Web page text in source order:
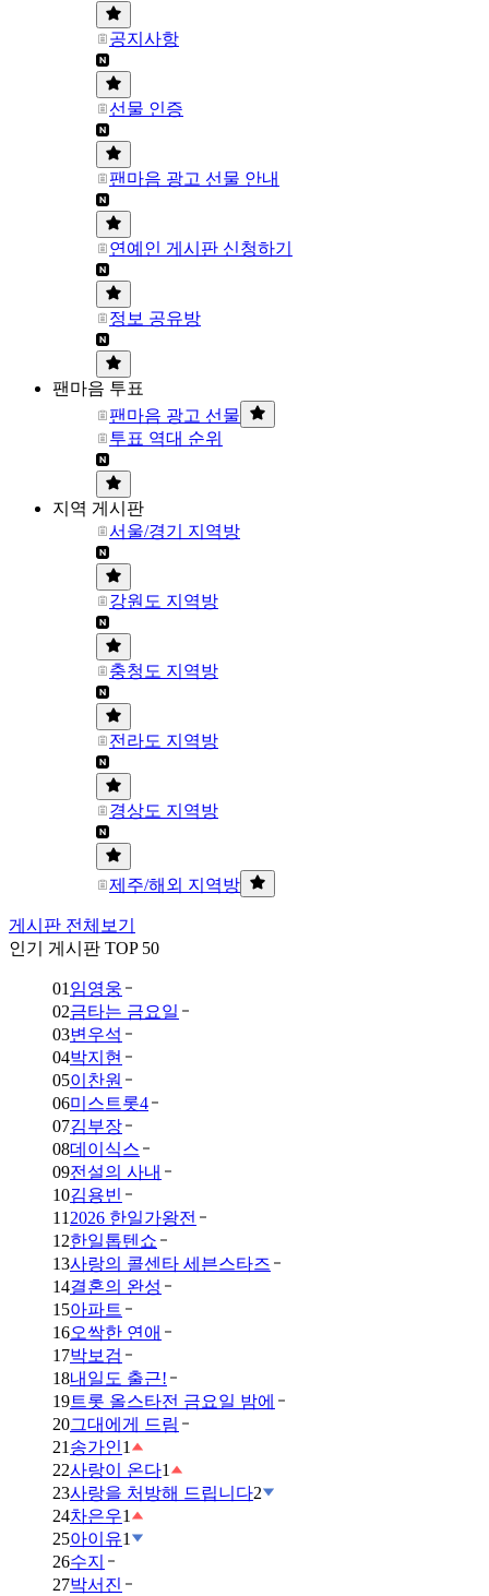
공지사항
선물 인증
팬마음 광고 선물 안내
연예인 게시판 신청하기
정보 공유방
팬마음 투표
팬마음 광고 선물
투표 역대 순위
지역 게시판
서울/경기 지역방
강원도 지역방
충청도 지역방
전라도 지역방
경상도 지역방
제주/해외 지역방
게시판 전체보기
인기 게시판 TOP 50
01 임영웅
02금타는 금요일
03변우석
04박지현
05이찬원
06미스트롯4
07김부장
08데이식스
09전설의 사내
10김용빈
11 2026 한일가왕전
12한일톱텐쇼
13사랑의 콜센타 세븐스타즈
14결혼의 완성
15아파트
16오싹한 연애
17박보검
18내일도 출근!
19트롯 올스타전 금요일 밤에
20그대에게 드림
21 송가인1
22사랑이 온다1
23사랑을 처방해 드립니다2
24차은우1
25아이유1
26수지
27박서진